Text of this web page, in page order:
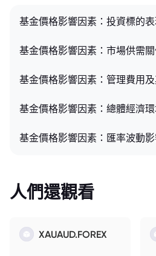
基金價格影響因素：投資標的
基金價格影響因素：市場供需
基金價格影響因素：管理費用
基金價格影響因素：總體經濟
基金價格影響因素：匯率波動
人們還觀看
XAUAUD.FOREX